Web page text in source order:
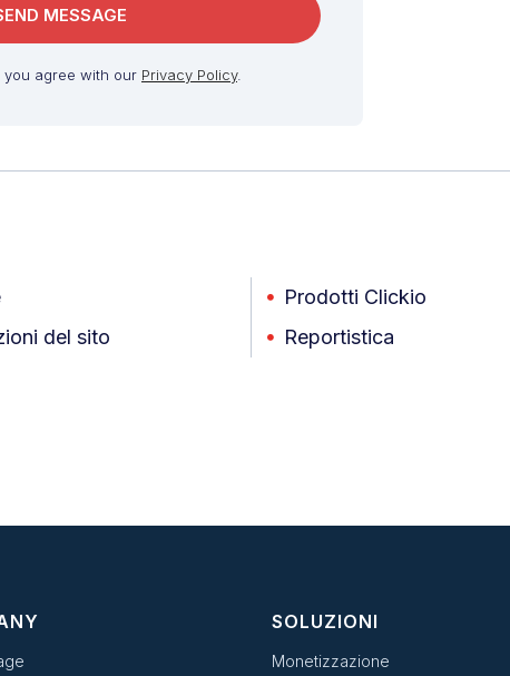
agree with our Privacy Policy.
del sito
Prodotti Clickio
Reportistica
SOLUZIONI
Monetizzazione